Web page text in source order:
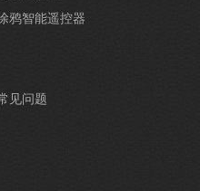
鸦智能遥控器
见问题